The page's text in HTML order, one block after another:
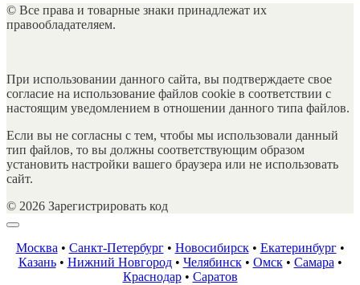
© Все права и товарные знаки принадлежат их
правообладателяем.
При использовании данного сайта, вы подтверждаете свое
согласие на использование файлов cookie в соответствии с
настоящим уведомлением в отношении данного типа файлов.
Если вы не согласны с тем, чтобы мы использовали данный
тип файлов, то вы должны соответствующим образом
установить настройки вашего браузера или не использовать
сайт.
© 2026 Зарегистрировать код
Москва • Санкт-Петербург• Новосибирск• Екатеринбург•
Казань• Нижний Новгород• Челябинск• Омск• Самара •
Краснодар• Саратов